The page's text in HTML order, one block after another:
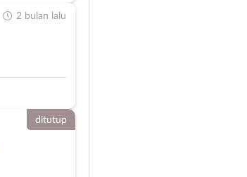
2 bulan lalu
ditutup